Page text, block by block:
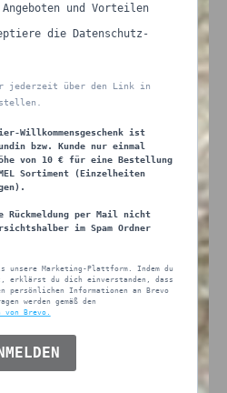
und Vorteilen
die Datenschutz-
jederzeit über den Link in
Willkommensgeschenk ist
bzw. Kunde nur einmal
von 10 € für eine Bestellung
Sortiment (Einzelheiten
per Mail nicht
im Spam Ordner
unsere Marketing-Plattform. Indem du
erklärst du dich einverstanden, dass
persönlichen Informationen an Brevo
werden gemäß den
Brevo.